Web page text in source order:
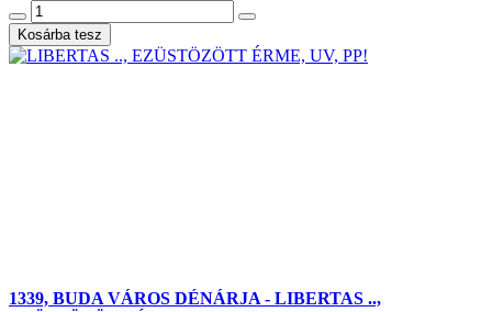
1339, BUDA VÁROS DÉNÁRJA - LIBERTAS ..,